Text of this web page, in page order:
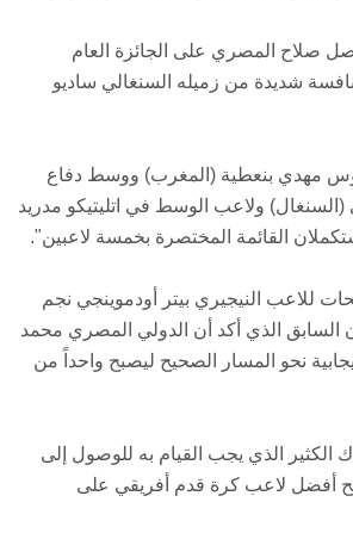
صلاح المصري على الجائزة العام
شديدة من زميله السنغالي ساديو
مهدي بنعطية (المغرب) ووسط دفاع
(السنغال) ولاعب الوسط في اتليتيكو مدريد
القائمة المختصرة بخمسة لاعبين".
للاعب النيجيري بيتر أودموينجي نجم
الذي أكد أن الدولي المصري محمد
نحو المسار الصحيح ليصبح واحداً من
الكثير الذي يجب القيام به للوصول إلى
أفضل لاعب كرة قدم أفريقي على